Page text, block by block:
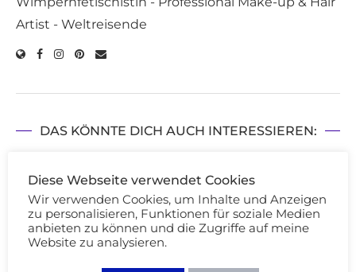
Artist - Weltreisende
DAS KÖNNTE DICH AUCH INTERESSIEREN:
Diese Webseite verwendet Cookies
Wir verwenden Cookies, um Inhalte und Anzeigen
zu personalisieren, Funktionen für soziale Medien
anbieten zu können und die Zugriffe auf meine
Website zu analysieren.